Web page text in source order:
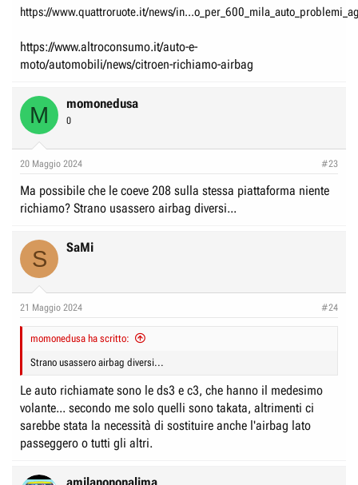
https://www.quattroruote.it/news/
https://www.altroconsumo.it/auto-e-
moto/automobili/news/citroen-richiamo-airbag
M momonedusa
0
20 Maggio 2024 #23
Ma possibile che le coeve 208 sulla stessa piattaforma niente
richiamo? Strano usassero airbag diversi...
S SaMi
21 Maggio 2024 #24
momonedusa ha scritto:
Strano usassero airbag diversi...
Le auto richiamate sono le ds3 e c3, che hanno il medesimo
volante... secondo me solo quelli sono takata, altrimenti ci
sarebbe stata la necessità di sostituire anche l'airbag lato
passeggero o tutti gli altri.